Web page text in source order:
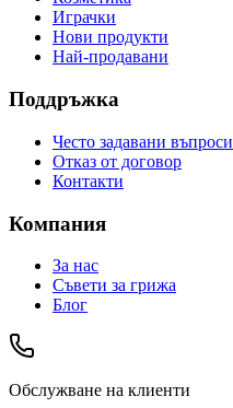
Играчки
Нови продукти
Най-продавани
Поддръжка
Често задавани въпроси
Отказ от договор
Контакти
Компания
За нас
Съвети за грижа
Блог
Обслужване на клиенти